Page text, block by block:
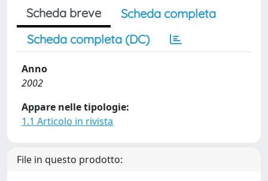
Scheda breve
Scheda completa
Scheda completa (DC)
Anno
2002
Appare nelle tipologie:
1.1 Articolo in rivista
File in questo prodotto: